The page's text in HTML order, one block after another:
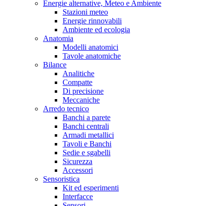
Energie alternative, Meteo e Ambiente
Stazioni meteo
Energie rinnovabili
Ambiente ed ecologia
Anatomia
Modelli anatomici
Tavole anatomiche
Bilance
Analitiche
Compatte
Di precisione
Meccaniche
Arredo tecnico
Banchi a parete
Banchi centrali
Armadi metallici
Tavoli e Banchi
Sedie e sgabelli
Sicurezza
Accessori
Sensoristica
Kit ed esperimenti
Interfacce